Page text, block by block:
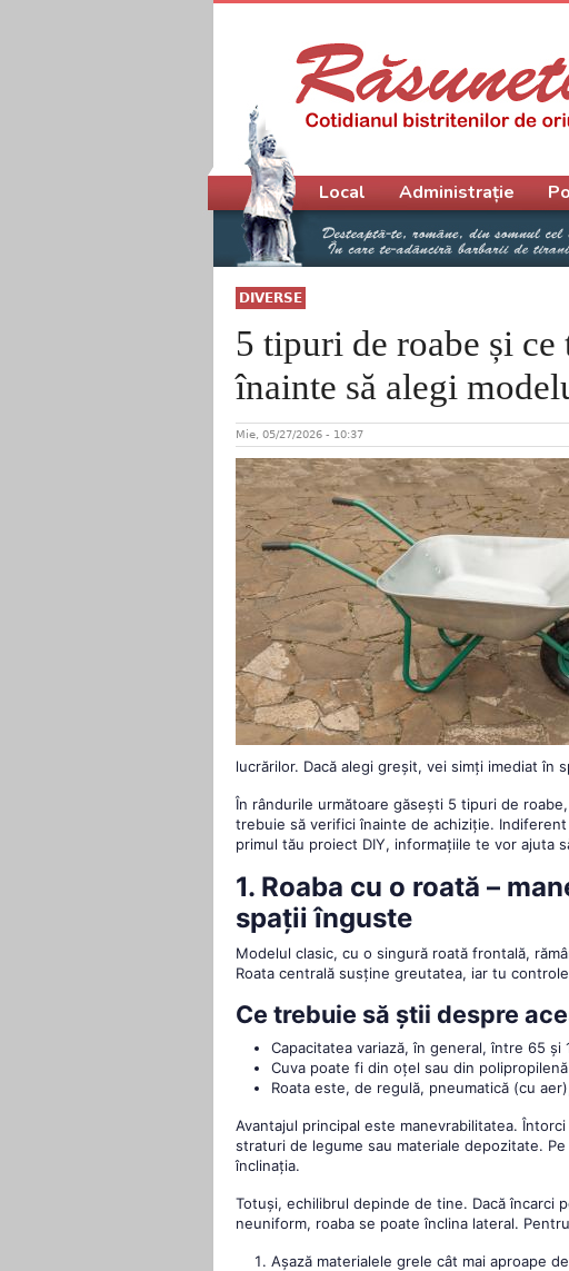
DIVERSE
5 tipuri de roabe și ce
înainte să alegi
Mie, 05/27/2026 - 10:37
lucrărilor. Dacă alegi greșit, vei simți imediat în
În rândurile următoare găsești 5 tipuri de
trebuie să verifici înainte de achiziție.
primul tău proiect DIY, informațiile te vor ajuta
1. Roaba cu o roată –
spații înguste
Modelul clasic, cu o singură roată frontală,
Roata centrală susține greutatea, iar tu
Ce trebuie să știi despre
Capacitatea variază, în general, între 65 și
Cuva poate fi din oțel sau din
Roata este, de regulă, pneumatică (cu
Avantajul principal este manevrabilitatea.
straturi de legume sau materiale depozitate.
înclinația.
Totuși, echilibrul depinde de tine. Dacă încarci
neuniform, roaba se poate înclina lateral.
Așază materialele grele cât mai aproape
Meniu principal
Local Administrație